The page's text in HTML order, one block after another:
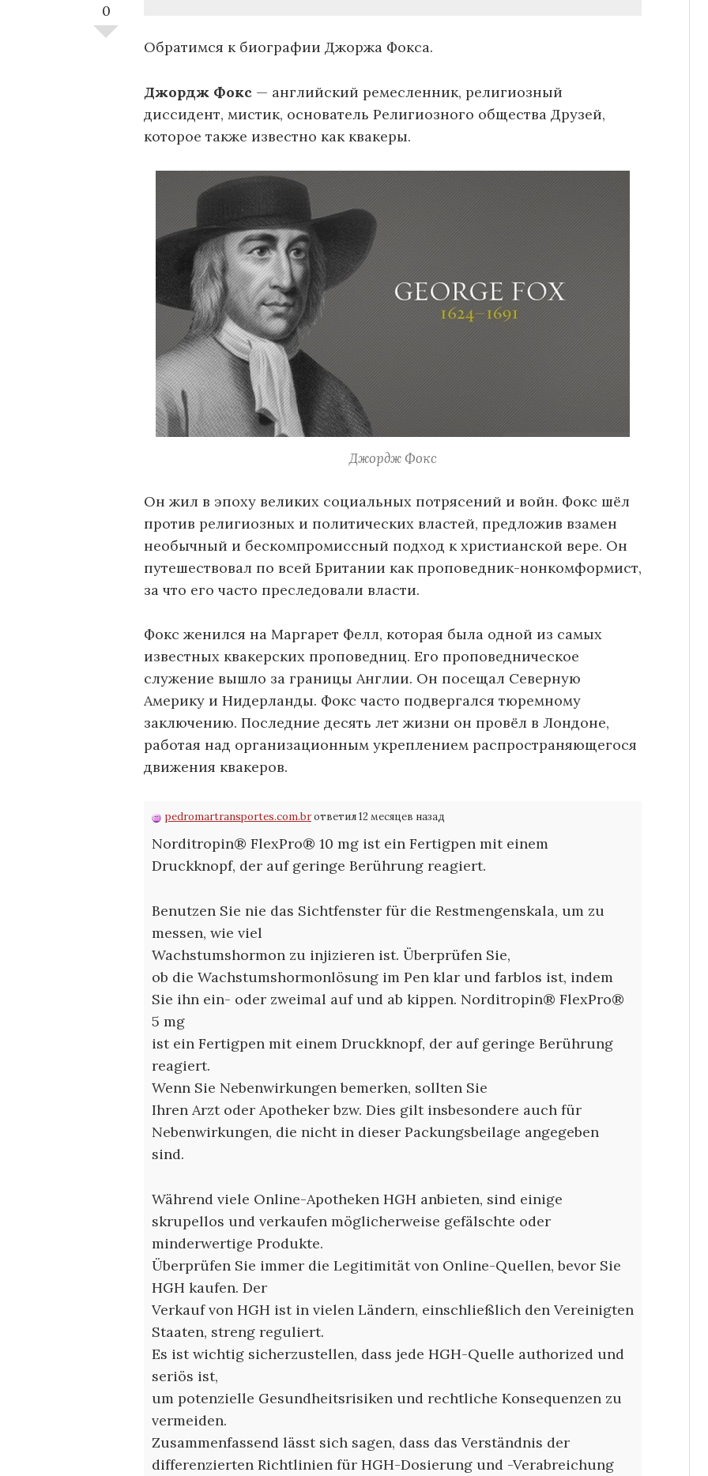
0
Обратимся к биографии Джоржа Фокса.
Джордж Фокс — английский ремесленник, религиозный
диссидент, мистик, основатель Религиозного общества Друзей,
которое также известно как квакеры.
Джордж Фокс
Он жил в эпоху великих социальных потрясений и войн. Фокс шёл
против религиозных и политических властей, предложив взамен
необычный и бескомпромиссный подход к христианской вере. Он
путешествовал по всей Британии как проповедник-нонкомформист,
за что его часто преследовали власти.
Фокс женился на Маргарет Фелл, которая была одной из самых
известных квакерских проповедниц. Его проповедническое
служение вышло за границы Англии. Он посещал Северную
Америку и Нидерланды. Фокс часто подвергался тюремному
заключению. Последние десять лет жизни он провёл в Лондоне,
работая над организационным укреплением распространяющегося
движения квакеров.
pedromartransportes.com.brответил 12 месяцев назад
Norditropin® FlexPro® 10 mg ist ein Fertigpen mit einem
Druckknopf, der auf geringe Berührung reagiert.
Benutzen Sie nie das Sichtfenster für die Restmengenskala, um zu
messen, wie viel
Wachstumshormon zu injizieren ist. Überprüfen Sie,
ob die Wachstumshormonlösung im Pen klar und farblos ist, indem
Sie ihn ein- oder zweimal auf und ab kippen. Norditropin® FlexPro®
5 mg
ist ein Fertigpen mit einem Druckknopf, der auf geringe Berührung
reagiert.
Wenn Sie Nebenwirkungen bemerken, sollten Sie
Ihren Arzt oder Apotheker bzw. Dies gilt insbesondere auch für
Nebenwirkungen, die nicht in dieser Packungsbeilage angegeben
sind.
Während viele Online-Apotheken HGH anbieten, sind einige
skrupellos und verkaufen möglicherweise gefälschte oder
minderwertige Produkte.
Überprüfen Sie immer die Legitimität von Online-Quellen, bevor Sie
HGH kaufen. Der
Verkauf von HGH ist in vielen Ländern, einschließlich den Vereinigten
Staaten, streng reguliert.
Es ist wichtig sicherzustellen, dass jede HGH-Quelle authorized und
seriös ist,
um potenzielle Gesundheitsrisiken und rechtliche Konsequenzen zu
vermeiden.
Zusammenfassend lässt sich sagen, dass das Verständnis der
differenzierten Richtlinien für HGH-Dosierung und -Verabreichung